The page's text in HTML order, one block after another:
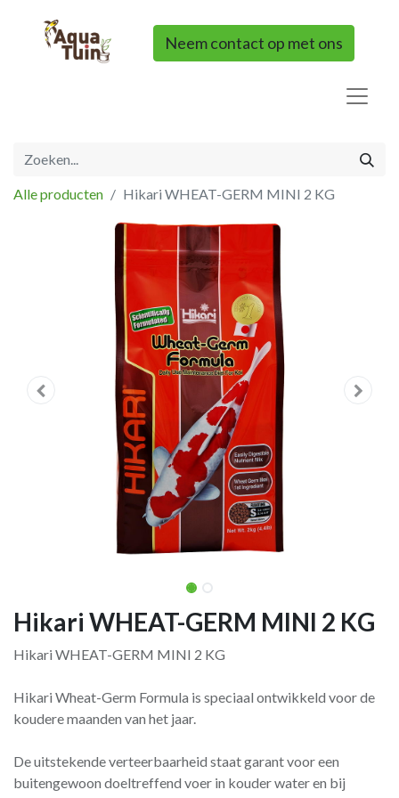
Neem contact op met ons
Alle producten Hikari WHEAT-GERM MINI 2 KG
Hikari WHEAT-GERM MINI 2 KG
Hikari WHEAT-GERM MINI 2 KG
Hikari Wheat-Germ Formula is speciaal ontwikkeld voor de
koudere maanden van het jaar.
De uitstekende verteerbaar­heid staat garant voor een
buitengewoon doeltreffend voer in kouder water en bij